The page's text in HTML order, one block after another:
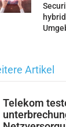
Artikel
Telekom